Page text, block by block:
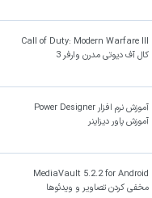
Call of Duty: Modern Warfare III
کال آف دیوتی مدرن وارفر 3
آموزش نرم افزار Power Designer
آموزش پاور دیزاینر
MediaVault 5.2.2 for Android
مخفی کردن تصاویر و ویدئوها